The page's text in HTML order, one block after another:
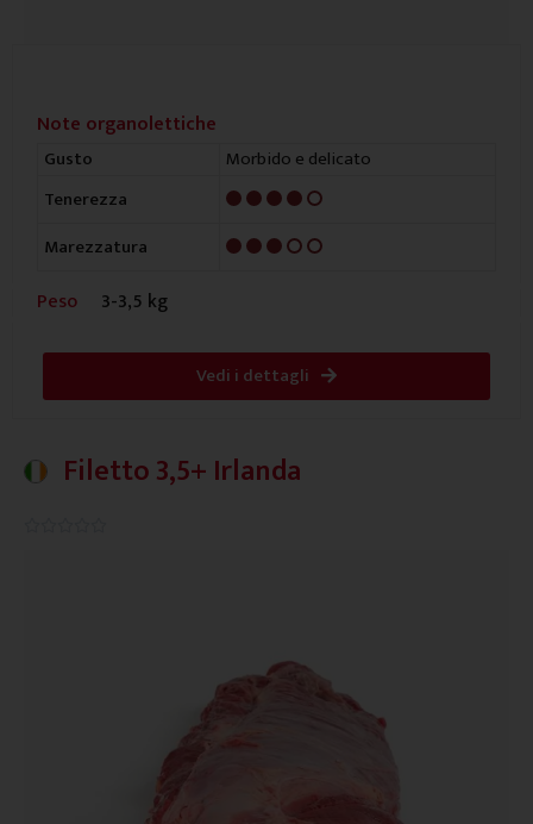
Note organolettiche
Gusto
Morbido e delicato
Tenerezza
4/5
Marezzatura 3/5
Peso 3-3,5 kg
Vedi i dettagli
Filetto 3,5+ Irlanda